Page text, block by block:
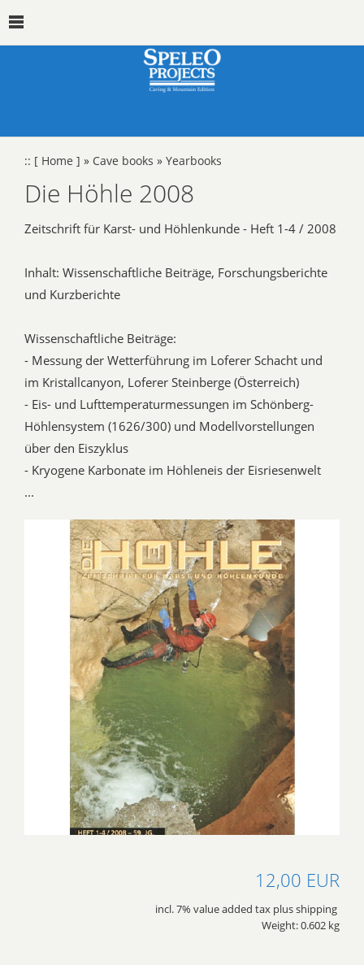
:: [ Home ] » Cave books » Yearbooks
Die Höhle 2008
Zeitschrift für Karst- und Höhlenkunde - Heft 1-4 / 2008
Inhalt: Wissenschaftliche Beiträge, Forschungsberichte
und Kurzberichte
Wissenschaftliche Beiträge:
- Messung der Wetterführung im Loferer Schacht und
im Kristallcanyon, Loferer Steinberge (Österreich)
- Eis- und Lufttemperaturmessungen im Schönberg-
Höhlensystem (1626/300) und Modellvorstellungen
über den Eiszyklus
- Kryogene Karbonate im Höhleneis der Eisriesenwelt
...
12,00 EUR
incl. 7% value added tax plus shipping
Weight: 0.602 kg